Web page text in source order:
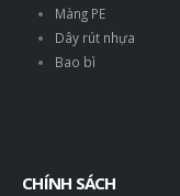
Màng PE
Dây rút nhựa
Bao bì
CHÍNH SÁCH